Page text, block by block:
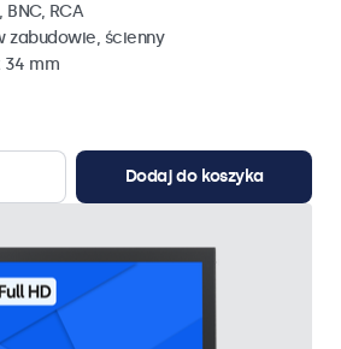
BNC, RCA
zabudowie, ścienny
34 mm
Dodaj do koszyka